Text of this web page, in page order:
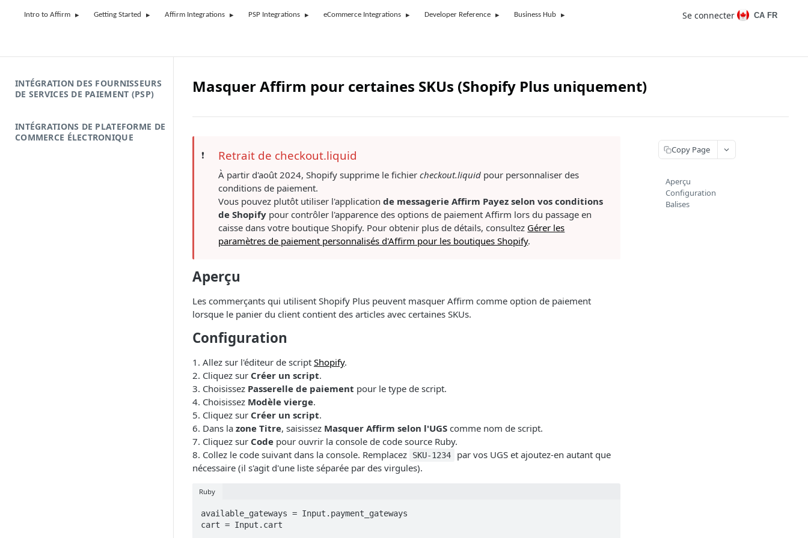
Intro to Affirm Getting Started Affirm Integrations PSP Integrations eCommerce Integrations Developer Reference Business Hub Se connecter CA FR
INTÉGRATION DES FOURNISSEURS
DE SERVICES DE PAIEMENT (PSP)
INTÉGRATIONS DE PLATEFORME DE
COMMERCE ÉLECTRONIQUE
Masquer Affirm pour certaines SKUs (Shopify Plus uniquement)
❗️ Retrait de checkout.liquid
À partir d'août 2024, Shopify supprime le fichiercheckout.liquid pour personnaliser des
conditions de paiement.
Vous pouvez plutôt utiliser l'applicationde messagerie Affirm Payez selon vos conditions
de Shopify pour contrôler l'apparence des options de paiement Affirm lors du passage en
caisse dans votre boutique Shopify. Pour obtenir plus de détails, consultez Gérer les
paramètres de paiement personnalisés d'Affirm pour les boutiques Shopify.
Aperçu
Les commerçants qui utilisent Shopify Plus peuvent masquer Affirm comme option de paiement
lorsque le panier du client contient des articles avec certaines SKUs.
Configuration
1. Allez sur l'éditeur de script Shopify.
2. Cliquez sur Créer un script.
3. Choisissez Passerelle de paiement pour le type de script.
4. Choisissez Modèle vierge.
5. Cliquez sur Créer un script.
6. Dans la zone Titre, saisissez Masquer Affirm selon l'UGS comme nom de script.
7. Cliquez sur Code pour ouvrir la console de code source Ruby.
8. Collez le code suivant dans la console. Remplacez
SKU-1234
par vos UGS et ajoutez-en autant que
nécessaire (il s'agit d'une liste séparée par des virgules).
Ruby
available_gateways = Input.payment_gateways
cart = Input.cart
Copy Page
Aperçu
Configuration
Balises